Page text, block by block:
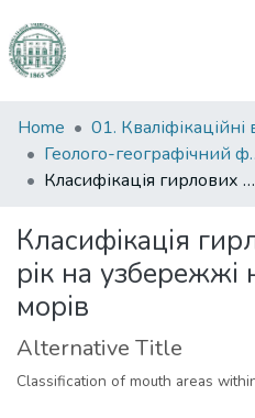
Communities
&
Collections
Statistics
Home
Геолого-
Класифікація гирлових областей рік на узбережжі неприливних морів
Класифікація
рік на
морів
Alternative Title
Classification of mouth areas